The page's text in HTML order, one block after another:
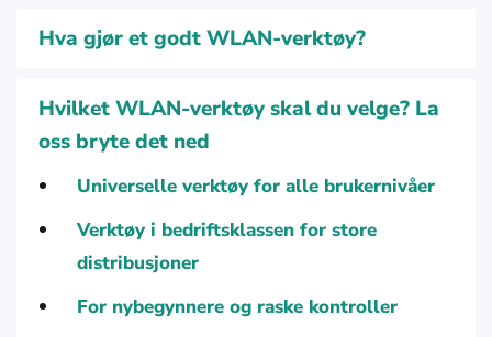
Hva gjør et godt WLAN-verktøy?
Hvilket WLAN-verktøy skal du velge? La
oss bryte det ned
Universelle verktøy for alle brukernivåer
Verktøy i bedriftsklassen for store
distribusjoner
For nybegynnere og raske kontroller